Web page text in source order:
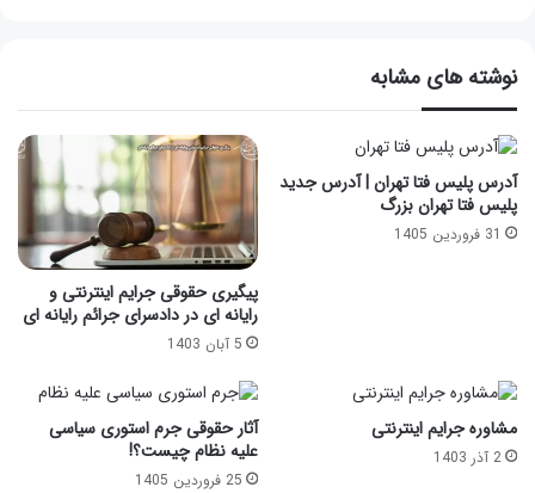
نوشته های مشابه
آدرس پلیس فتا تهران | آدرس جدید
پلیس فتا تهران بزرگ
31 فروردین 1405
پیگیری حقوقی جرایم اینترنتی و
رایانه ای در دادسرای جرائم رایانه ای
5 آبان 1403
مشاوره جرایم اینترنتی
2 آذر 1403
آثار حقوقی جرم استوری سیاسی
علیه نظام چیست؟!
25 فروردین 1405